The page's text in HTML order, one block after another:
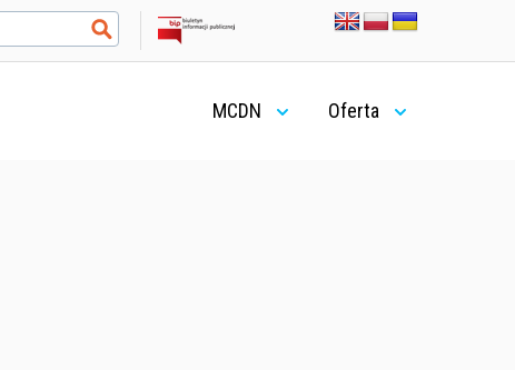
MCDN Oferta